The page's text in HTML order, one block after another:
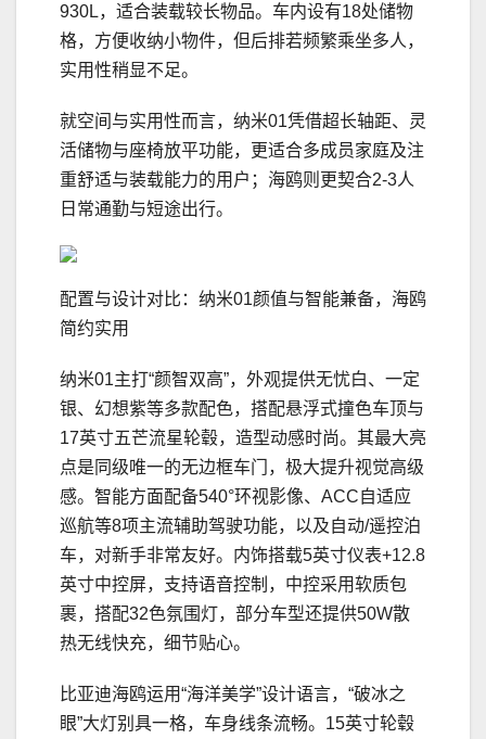
930L，适合装载较长物品。车内设有18处储物
格，方便收纳小物件，但后排若频繁乘坐多人，
实用性稍显不足。
就空间与实用性而言，纳米01凭借超长轴距、灵
活储物与座椅放平功能，更适合多成员家庭及注
重舒适与装载能力的用户；海鸥则更契合2-3人
日常通勤与短途出行。
配置与设计对比：纳米01颜值与智能兼备，海鸥
简约实用
纳米01主打“颜智双高”，外观提供无忧白、一定
银、幻想紫等多款配色，搭配悬浮式撞色车顶与
17英寸五芒流星轮毂，造型动感时尚。其最大亮
点是同级唯一的无边框车门，极大提升视觉高级
感。智能方面配备540°环视影像、ACC自适应
巡航等8项主流辅助驾驶功能，以及自动/遥控泊
车，对新手非常友好。内饰搭载5英寸仪表+12.8
英寸中控屏，支持语音控制，中控采用软质包
裹，搭配32色氛围灯，部分车型还提供50W散
热无线快充，细节贴心。
比亚迪海鸥运用“海洋美学”设计语言，“破冰之
眼”大灯别具一格，车身线条流畅。15英寸轮毂